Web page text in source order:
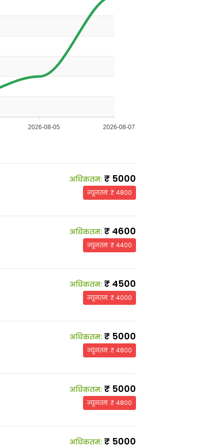
2026-08-05 2026-08-07
अधिकतम: ₹ 5000
न्यूनतम: ₹4800
अधिकतम: ₹ 4600
न्यूनतम: ₹4400
अधिकतम: ₹ 4500
न्यूनतम: ₹4000
अधिकतम: ₹ 5000
न्यूनतम: ₹4800
अधिकतम: ₹ 5000
न्यूनतम: ₹4800
अधिकतम: ₹ 5000